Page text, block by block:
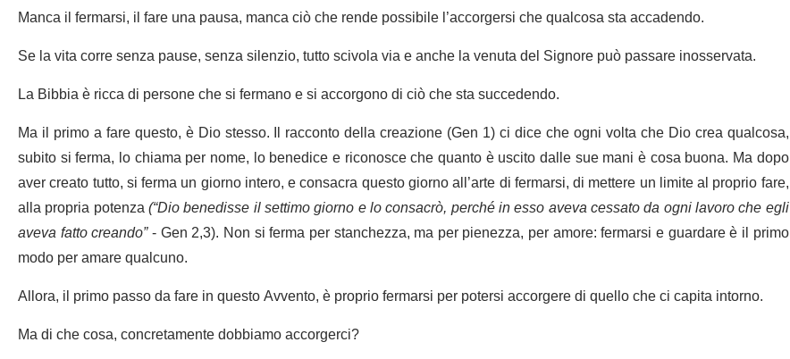
Manca il fermarsi, il fare una pausa, manca ciò che rende possibile l’accorgersi che qualcosa sta accadendo.
Se la vita corre senza pause, senza silenzio, tutto scivola via e anche la venuta del Signore può passare inosservata.
La Bibbia è ricca di persone che si fermano e si accorgono di ciò che sta succedendo.
Ma il primo a fare questo, è Dio stesso. Il racconto della creazione (Gen 1) ci dice che ogni volta che Dio crea qualcosa,
subito si ferma, lo chiama per nome, lo benedice e riconosce che quanto è uscito dalle sue mani è cosa buona. Ma dopo
aver creato tutto, si ferma un giorno intero, e consacra questo giorno all’arte di fermarsi, di mettere un limite al proprio fare,
alla propria potenza(“Dio benedisse il settimo giorno e lo consacrò, perché in esso aveva cessato da ogni lavoro che egli
aveva fatto creando”- Gen 2,3). Non si ferma per stanchezza, ma per pienezza, per amore: fermarsi e guardare è il primo
modo per amare qualcuno.
Allora, il primo passo da fare in questo Avvento, è proprio fermarsi per potersi accorgere di quello che ci capita intorno.
Ma di che cosa, concretamente dobbiamo accorgerci?